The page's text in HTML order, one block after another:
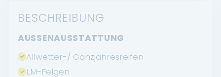
BESCHREIBUNG
AUSSENAUSSTATTUNG
Allwetter-/ Ganzjahresreifen
LM-Felgen